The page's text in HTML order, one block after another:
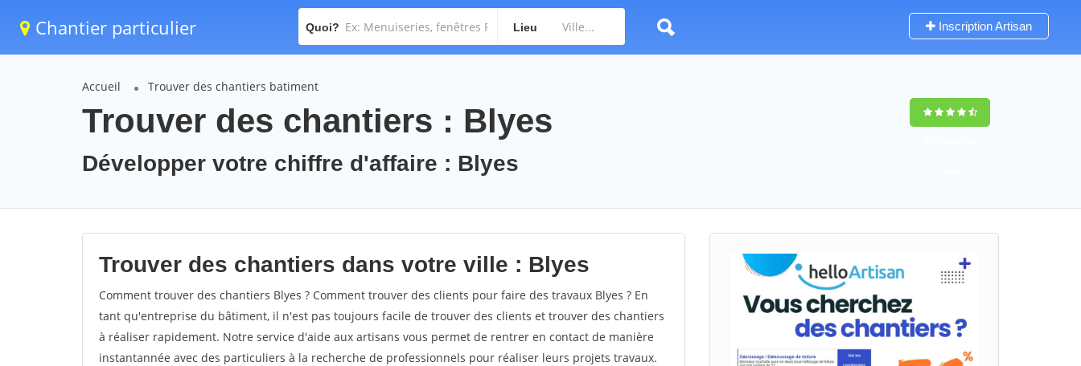
Chantier particulier Quoi? Lieu Inscription Artisan
Accueil Trouver des chantiers batiment
Trouver des chantiers : Blyes
Développer votre chiffre d'affaire : Blyes
Trouver des chantiers dans votre ville : Blyes
Comment trouver des chantiers Blyes ? Comment trouver des clients pour faire des travaux Blyes ? En
tant qu'entreprise du bâtiment, il n'est pas toujours facile de trouver des clients et trouver des chantiers
à réaliser rapidement. Notre service d'aide aux artisans vous permet de rentrer en contact de manière
instantannée avec des particuliers à la recherche de professionnels pour réaliser leurs projets travaux.